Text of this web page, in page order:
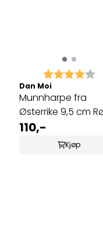
Karakter:
Dan Moi
Munnharpe fra
Østerrike 9,5 cm
MMO-995R
110,-
Kjøp